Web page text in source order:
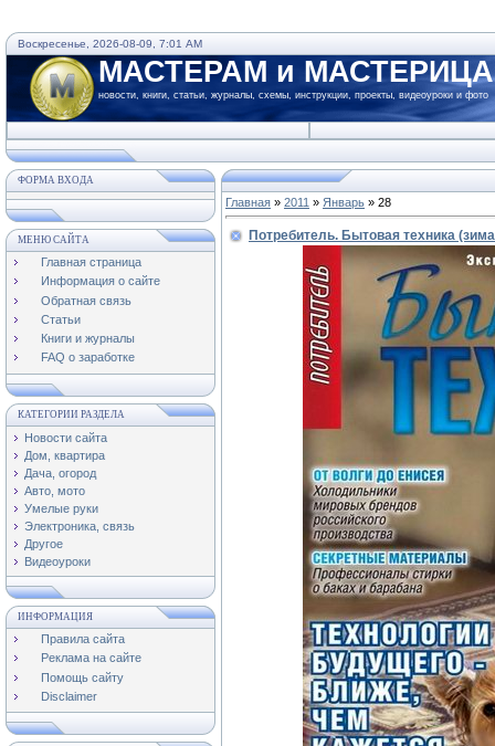
Воскресенье, 2026-08-09, 7:01 AM
МАСТЕРАМ и
новости, книги, статьи, журналы, схемы, инструкции, проекты, видеоуроки и фото
ФОРМА ВХОДА
МЕНЮ САЙТА
Главная страница
Информация о сайте
Обратная связь
Статьи
Книги и журналы
FAQ о заработке
КАТЕГОРИИ РАЗДЕЛА
Новости сайта
Дом, квартира
Дача, огород
Авто, мото
Умелые руки
Электроника, связь
Другое
Видеоуроки
ИНФОРМАЦИЯ
Правила сайта
Реклама на сайте
Помощь сайту
Disclaimer
Главная » 2011 » Январь » 28
Потребитель. Бытовая техника